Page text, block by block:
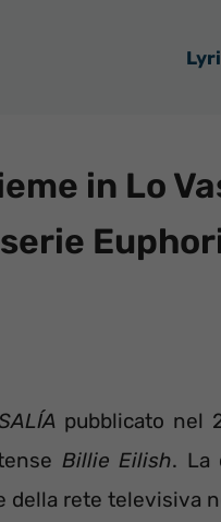
in Lo
pubblicato nel
Billie Eilish. La
della rete televisiva